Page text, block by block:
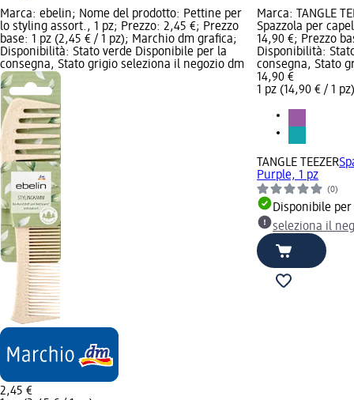
Marca: ebelin; Nome del prodotto: Pettine per
lo styling assort., 1 pz; Prezzo: 2,45 €; Prezzo
base: 1 pz (2,45 € / 1 pz); Marchio dm grafica;
Disponibilità: Stato verde Disponibile per la
consegna, Stato grigio seleziona il negozio dm
2,45 €
Marca: TANGLE
Spazzola per
14,90 €; Prezzo
Disponibilità:
consegna, Stato
14,90 €
1 pz (14,90 € / 1 pz)
TANGLE TEEZER
Purple, 1 pz
(0)
Disponibile
seleziona il